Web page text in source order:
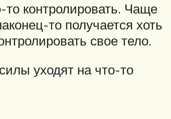
контролировать. Чаще
то получается хоть
свое тело.
уходят на что-то